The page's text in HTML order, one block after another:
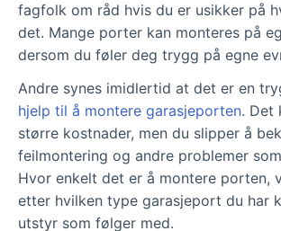
fagfolk om råd hvis du er usikker på
det. Mange porter kan monteres på
dersom du føler deg trygg på egne
Andre synes imidlertid at det er en
hjelp til å montere garasjeporten. Det
større kostnader, men du slipper å
feilmontering og andre problemer
Hvor enkelt det er å montere porten,
etter hvilken type garasjeport du har
utstyr som følger med.